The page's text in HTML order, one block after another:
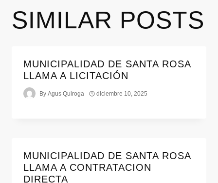
SIMILAR POSTS
MUNICIPALIDAD DE SANTA ROSA
LLAMA A LICITACIÓN
By Agus Quiroga diciembre 10, 2025
MUNICIPALIDAD DE SANTA ROSA
LLAMA A CONTRATACION
DIRECTA